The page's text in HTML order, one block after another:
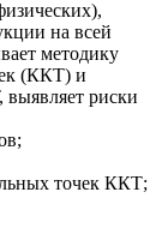
на всей
методику
(ККТ) и
выявляет риски
точек ККТ;